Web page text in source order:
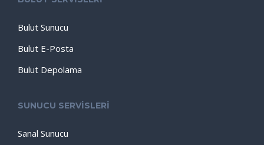
Bulut Sunucu
Bulut E-Posta
Bulut Depolama
SUNUCU SERVİSLERİ
Sanal Sunucu